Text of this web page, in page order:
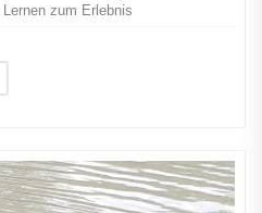
zum Erlebnis